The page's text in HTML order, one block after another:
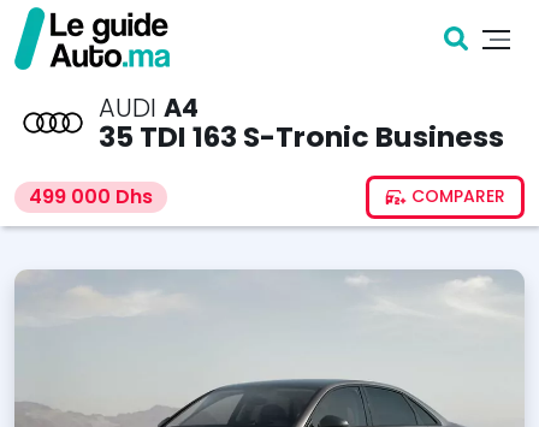
AUDI A4
35 TDI 163 S-Tronic Business
499 000 Dhs COMPARER